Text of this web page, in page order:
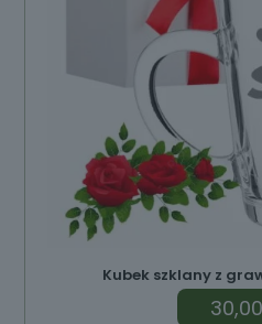
Kubek szklany z
30,00